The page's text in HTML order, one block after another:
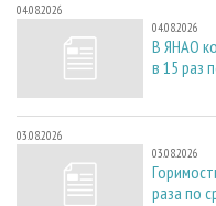
04.08.2026
04.08.2026
В ЯНАО
в 15 раз
03.08.2026
03.08.2026
раза по